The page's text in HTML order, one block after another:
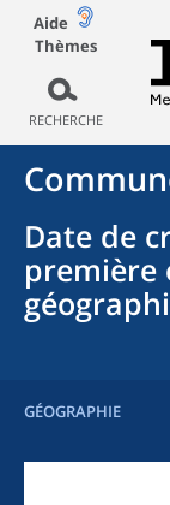
Aide
Thèmes
RECHERCHE
Date de
première
GÉOGRAPHIE